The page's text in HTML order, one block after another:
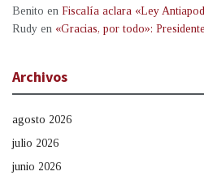
Benito en Fiscalía aclara «Ley
Rudy en «Gracias, por todo»:
Archivos
agosto 2026
julio 2026
junio 2026